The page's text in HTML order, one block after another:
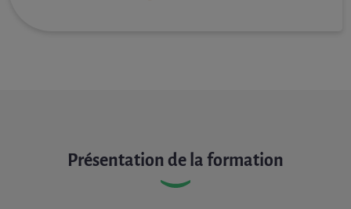
Présentation de la formation